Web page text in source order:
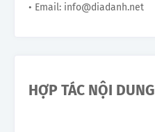
• Email: info@diadanh.net
HỢP TÁC NỘI DUNG